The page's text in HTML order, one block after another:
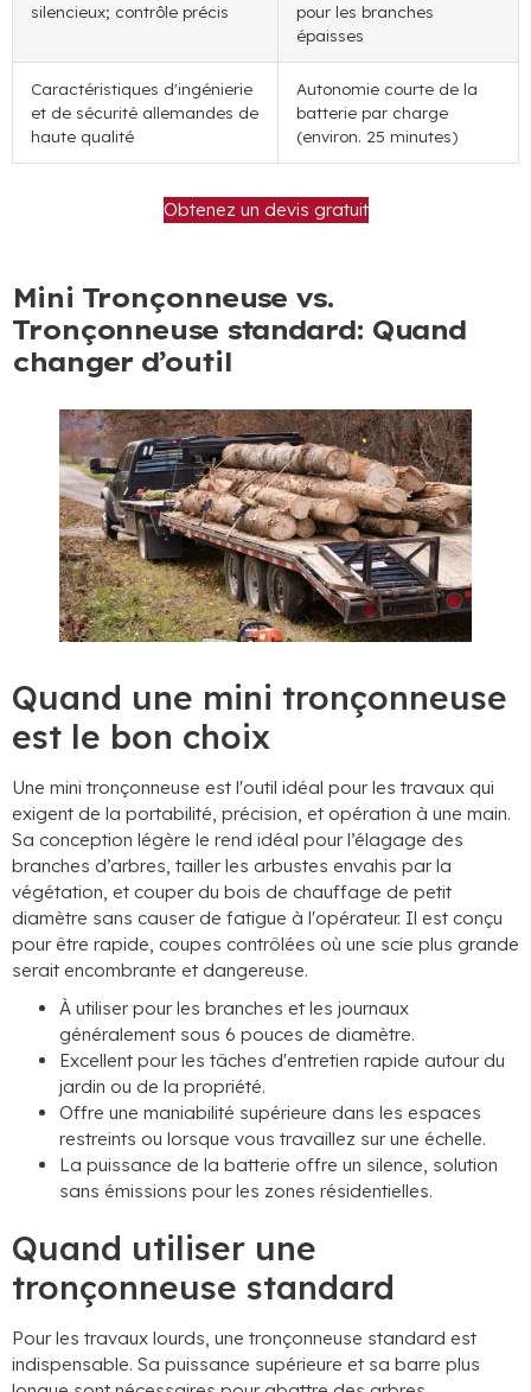
silencieux; contrôle précis
pour les branches
épaisses
Caractéristiques d'ingénierie
et de sécurité allemandes de
haute qualité
Autonomie courte de la
batterie par charge
(environ. 25 minutes)
Obtenez un devis gratuit
Mini Tronçonneuse vs.
Tronçonneuse standard: Quand
changer d’outil
Quand une mini tronçonneuse
est le bon choix
Une mini tronçonneuse est l'outil idéal pour les travaux qui
exigent de la portabilité, précision, et opération à une main.
Sa conception légère le rend idéal pour l’élagage des
branches d’arbres, tailler les arbustes envahis par la
végétation, et couper du bois de chauffage de petit
diamètre sans causer de fatigue à l'opérateur. Il est conçu
pour être rapide, coupes contrôlées où une scie plus grande
serait encombrante et dangereuse.
À utiliser pour les branches et les journaux
généralement sous 6 pouces de diamètre.
Excellent pour les tâches d'entretien rapide autour du
jardin ou de la propriété.
Offre une maniabilité supérieure dans les espaces
restreints ou lorsque vous travaillez sur une échelle.
La puissance de la batterie offre un silence, solution
sans émissions pour les zones résidentielles.
Quand utiliser une
tronçonneuse standard
Pour les travaux lourds, une tronçonneuse standard est
indispensable. Sa puissance supérieure et sa barre plus